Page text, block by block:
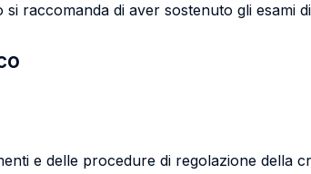
raccomanda di aver sostenuto gli esami
e delle procedure di regolazione della